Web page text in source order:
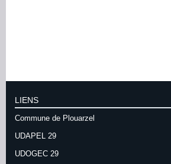
LIENS
Commune de Plouarzel
UDAPEL 29
UDOGEC 29